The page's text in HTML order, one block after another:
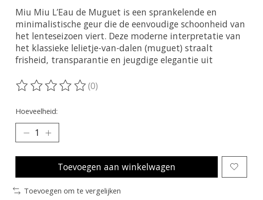
Miu Miu L’Eau de Muguet is een sprankelende en
minimalistische geur die de eenvoudige schoonheid van
het lenteseizoen viert. Deze moderne interpretatie van
het klassieke lelietje-van-dalen (muguet) straalt
frisheid, transparantie en jeugdige elegantie uit
De beoordeling van dit product is
(0)
Hoeveelheid:
Toevoegen aan winkelwagen
Toevoegen om te vergelijken